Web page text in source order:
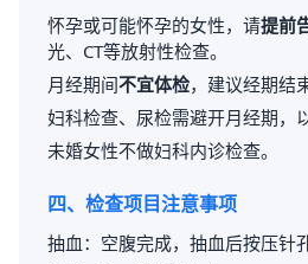
怀孕或可能怀孕的女性，请提前
光、CT等放射性检查。
月经期间不宜体检，建议经期结
妇科检查、尿检需避开月经期，
未婚女性不做妇科内诊检查。
四、检查项目注意事项
抽血：空腹完成，抽血后按压针